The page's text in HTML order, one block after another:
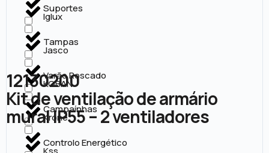
Suportes
Tampas
Varão Roscado
Campaínhas
Controlo Energético
Iglux
Jasco
KOBAN
Krone
12130200
Kit de ventilação de armário
mural IP55 – 2 ventiladores